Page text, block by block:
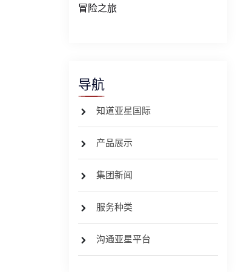
冒险之旅
导航
知道亚星国际
产品展示
集团新闻
服务种类
沟通亚星平台